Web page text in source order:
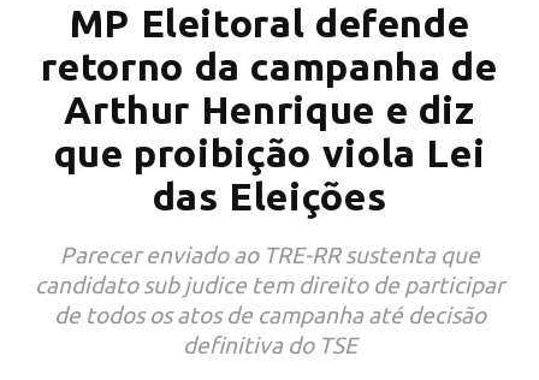
MP Eleitoral defende
retorno da campanha de
Arthur Henrique e diz
que proibição viola Lei
das Eleições
Parecer enviado ao TRE-RR sustenta que
candidato sub judice tem direito de participar
de todos os atos de campanha até decisão
definitiva do TSE